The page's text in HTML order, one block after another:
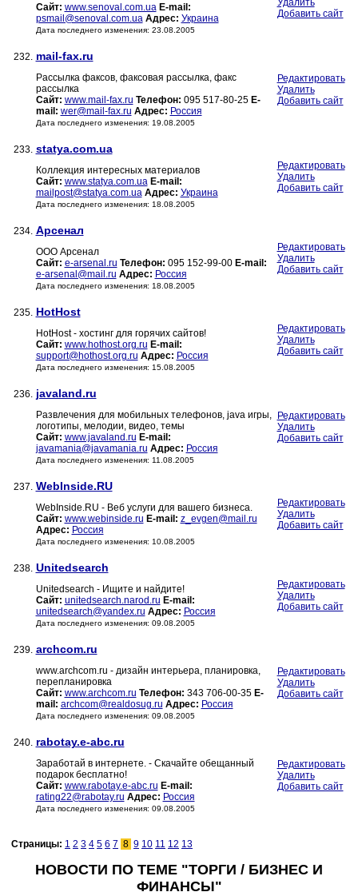
Сайт: www.senoval.com.ua E-mail:
psmail@senoval.com.ua Адрес: Украина
Дата последнего изменения: 23.08.2005
Удалить
Добавить сайт
232. mail-fax.ru
Рассылка факсов, факсовая рассылка, факс
рассылка
Сайт: www.mail-fax.ru Телефон: 095 517-80-25 E-
mail: wer@mail-fax.ru Адрес: Россия
Дата последнего изменения: 19.08.2005
Редактировать
Удалить
Добавить сайт
233. statya.com.ua
Коллекция интересных материалов
Сайт: www.statya.com.ua E-mail:
mailpost@statya.com.ua Адрес: Украина
Дата последнего изменения: 18.08.2005
Редактировать
Удалить
Добавить сайт
234. Арсенал
ООО Арсенал
Сайт: e-arsenal.ru Телефон: 095 152-99-00 E-mail:
e-arsenal@mail.ru Адрес: Россия
Дата последнего изменения: 18.08.2005
Редактировать
Удалить
Добавить сайт
235. HotHost
HotHost - хостинг для горячих сайтов!
Сайт: www.hothost.org.ru E-mail:
support@hothost.org.ru Адрес: Россия
Дата последнего изменения: 15.08.2005
Редактировать
Удалить
Добавить сайт
236. javaland.ru
Развлечения для мобильных телефонов, java игры,
логотипы, мелодии, видео, темы
Сайт: www.javaland.ru E-mail:
javamania@javamania.ru Адрес: Россия
Дата последнего изменения: 11.08.2005
Редактировать
Удалить
Добавить сайт
237. WebInside.RU
WebInside.RU - Веб услуги для вашего бизнеса.
Сайт: www.webinside.ru E-mail: z_evgen@mail.ru
Адрес: Россия
Дата последнего изменения: 10.08.2005
Редактировать
Удалить
Добавить сайт
238. Unitedsearch
Unitedsearch - Ищите и найдите!
Сайт: unitedsearch.narod.ru E-mail:
unitedsearch@yandex.ru Адрес: Россия
Дата последнего изменения: 09.08.2005
Редактировать
Удалить
Добавить сайт
239. archcom.ru
www.archcom.ru - дизайн интерьера, планировка,
перепланировка
Сайт: www.archcom.ru Телефон: 343 706-00-35 E-
mail: archcom@realdosug.ru Адрес: Россия
Дата последнего изменения: 09.08.2005
Редактировать
Удалить
Добавить сайт
240. rabotay.e-abc.ru
Заработай в интернете. - Скачайте обещанный
подарок бесплатно!
Сайт: www.rabotay.e-abc.ru E-mail:
rating22@rabotay.ru Адрес: Россия
Дата последнего изменения: 09.08.2005
Редактировать
Удалить
Добавить сайт
Страницы: 1 2 3 4 5 6 7 8 9 10 11 12 13
НОВОСТИ ПО ТЕМЕ "ТОРГИ / БИЗНЕС И
ФИНАНСЫ"